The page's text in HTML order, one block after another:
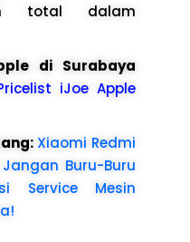
total dalam
di Surabaya
iJoe Apple
Xiaomi Redmi
Buru-Buru
Service Mesin